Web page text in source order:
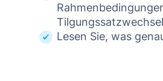
Lesen Sie, was